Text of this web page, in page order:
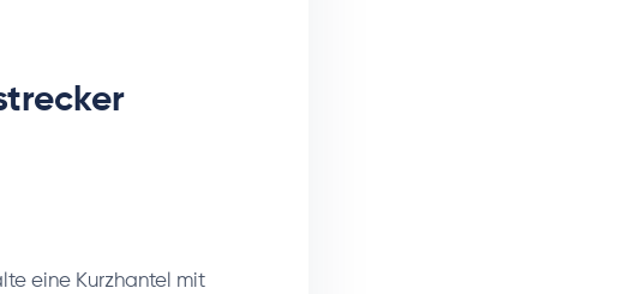
eine Kurzhantel mit